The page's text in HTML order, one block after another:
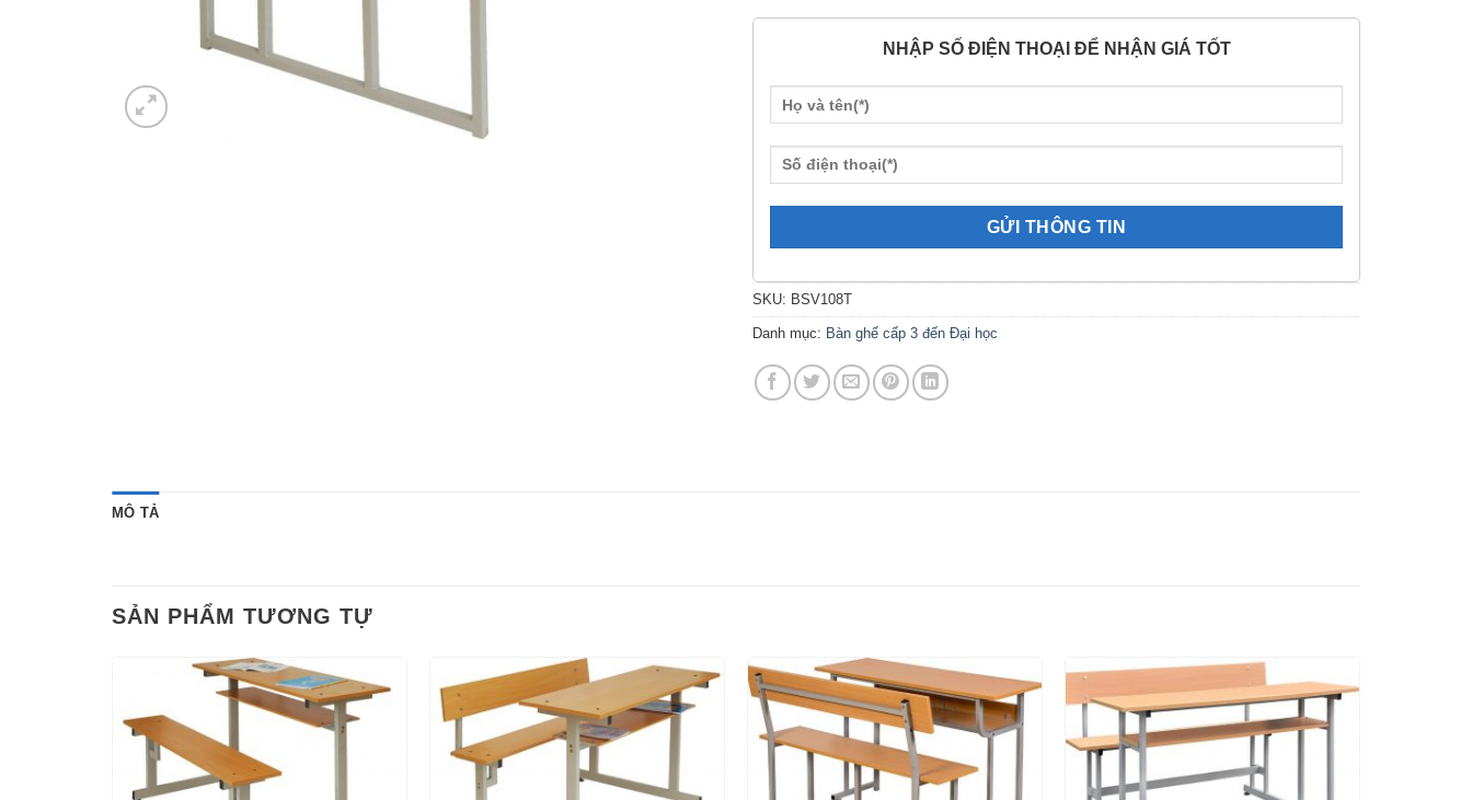
NHẬP SỐ ĐIỆN THOẠI ĐỂ NHẬN GIÁ TỐT
SKU: BSV108T
Danh mục: Bàn ghế cấp 3 đến Đại học
MÔ TẢ
SẢN PHẨM TƯƠNG TỰ